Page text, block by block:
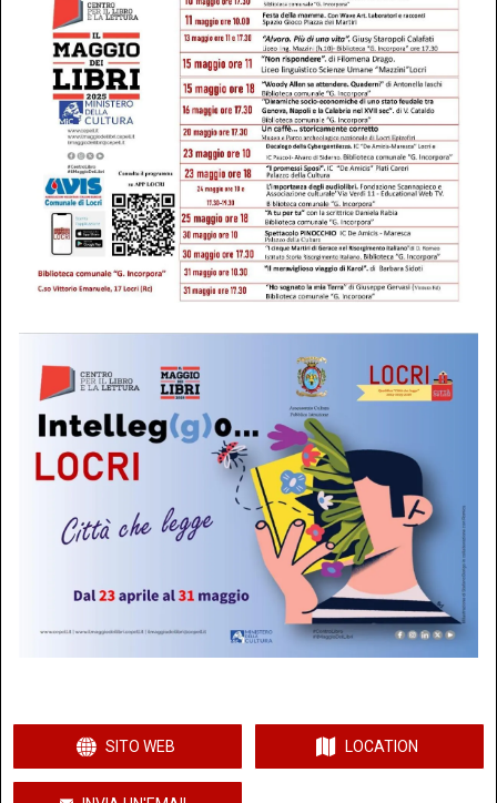
SITO WEB LOCATION